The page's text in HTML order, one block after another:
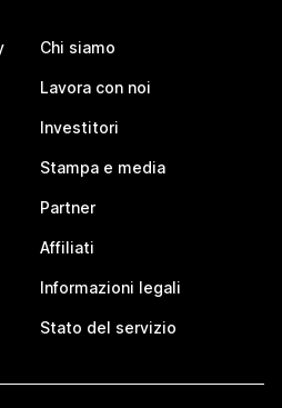
Chi siamo
Lavora con noi
Investitori
Stampa e media
Partner
Affiliati
Informazioni legali
Stato del servizio